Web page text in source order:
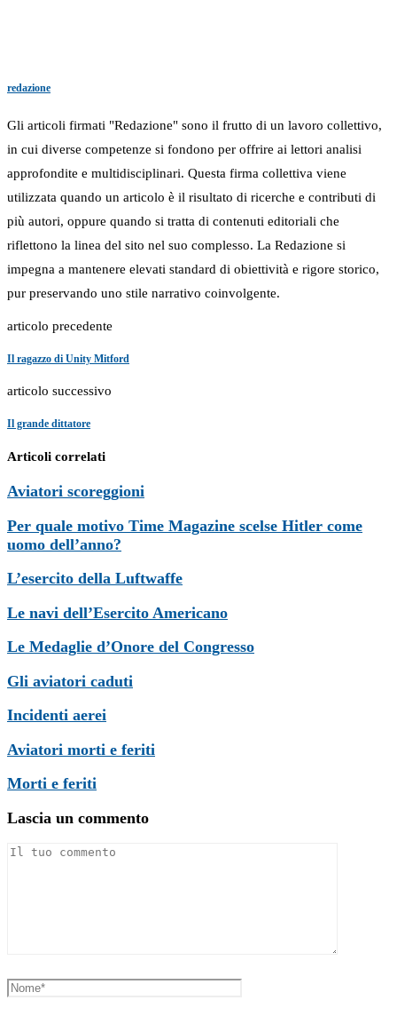
redazione
Gli articoli firmati "Redazione" sono il frutto di un lavoro collettivo,
in cui diverse competenze si fondono per offrire ai lettori analisi
approfondite e multidisciplinari. Questa firma collettiva viene
utilizzata quando un articolo è il risultato di ricerche e contributi di
più autori, oppure quando si tratta di contenuti editoriali che
riflettono la linea del sito nel suo complesso. La Redazione si
impegna a mantenere elevati standard di obiettività e rigore storico,
pur preservando uno stile narrativo coinvolgente.
articolo precedente
Il ragazzo di Unity Mitford
articolo successivo
Il grande dittatore
Articoli correlati
Aviatori scoreggioni
Per quale motivo Time Magazine scelse Hitler come
uomo dell’anno?
L’esercito della Luftwaffe
Le navi dell’Esercito Americano
Le Medaglie d’Onore del Congresso
Gli aviatori caduti
Incidenti aerei
Aviatori morti e feriti
Morti e feriti
Lascia un commento